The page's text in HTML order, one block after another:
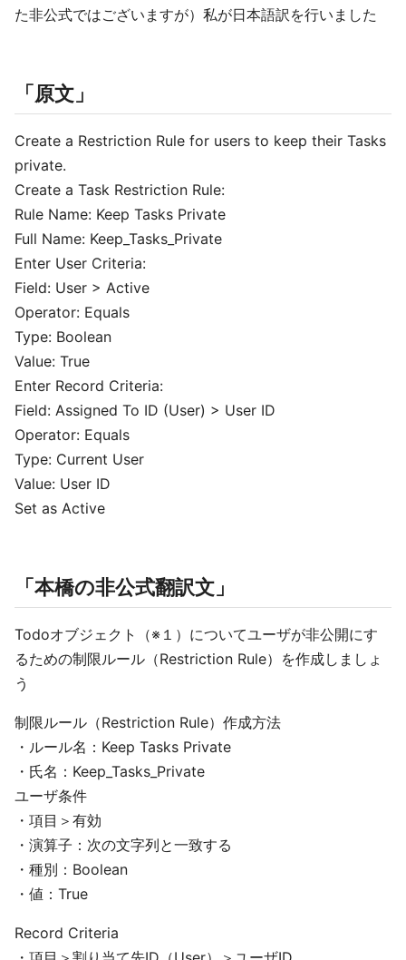
た非公式ではございますが）私が日本語訳を行いました
「原文」
Create a Restriction Rule for users to keep their Tasks
private.
Create a Task Restriction Rule:
Rule Name: Keep Tasks Private
Full Name: Keep_Tasks_Private
Enter User Criteria:
Field: User > Active
Operator: Equals
Type: Boolean
Value: True
Enter Record Criteria:
Field: Assigned To ID (User) > User ID
Operator: Equals
Type: Current User
Value: User ID
Set as Active
「本橋の非公式翻訳文」
Todoオブジェクト（※１）についてユーザが非公開にす
るための制限ルール（Restriction Rule）を作成しましょ
う
制限ルール（Restriction Rule）作成方法
・ルール名：Keep Tasks Private
・氏名：Keep_Tasks_Private
ユーザ条件
・項目＞有効
・演算子：次の文字列と一致する
・種別：Boolean
・値：True
Record Criteria